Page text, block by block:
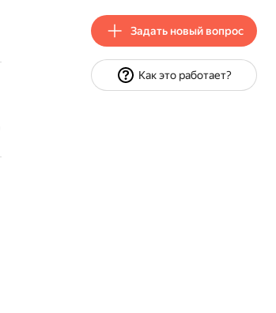
Задать новый вопрос
Как это работает?